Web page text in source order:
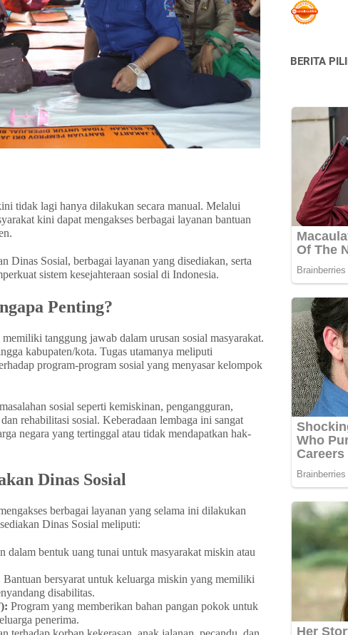
tidak lagi hanya dilakukan secara manual. Melalui
kini dapat mengakses berbagai layanan bantuan
Dinas Sosial, berbagai layanan yang disediakan, serta
sistem kesejahteraan sosial di Indonesia.
Penting?
tanggung jawab dalam urusan sosial masyarakat.
kabupaten/kota. Tugas utamanya meliputi
program-program sosial yang menyasar kelompok
sosial seperti kemiskinan, pengangguran,
rehabilitasi sosial. Keberadaan lembaga ini sangat
negara yang tertinggal atau tidak mendapatkan hak-
Dinas Sosial
berbagai layanan yang selama ini dilakukan
Dinas Sosial meliputi:
dalam bentuk uang tunai untuk masyarakat miskin atau
Bantuan bersyarat untuk keluarga miskin yang memiliki
disabilitas.
Program yang memberikan bahan pangan pokok untuk
penerima.
BERITA